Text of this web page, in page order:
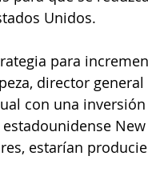
Unidos.
para
director
con una
estarían